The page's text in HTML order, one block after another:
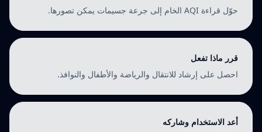
حوّل قراءة AQI الخام إلى جرعة جسيمات يمكن تصورها.
قرر ماذا تفعل
احصل على إرشاد للانتقال والرياضة والأطفال والنوافذ.
أعد الاستخدام وشاركه